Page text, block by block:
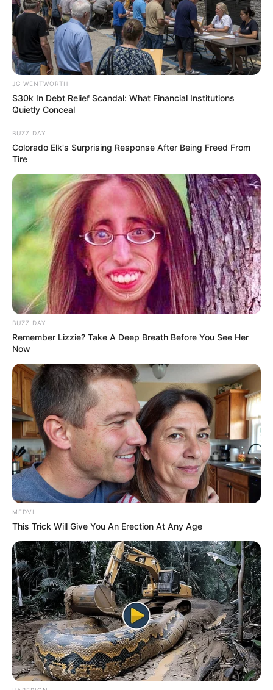
Why this ordinary drink is the secret to feeling
your best every day
CTA LOVE
'The OC' Cast Then And Now - Where Are They 20
Years Later?
BRAINBERRIES
How They Made Little Simba Look So Lifelike in
'The Lion King'
BRAINBERRIES
Dare To Watch: 6 Movies So Bad They're Good
BRAINBERRIES
JG WENTWORTH
$30k In Debt Relief Scandal: What Financial Institutions
Quietly Conceal
BUZZ DAY
Colorado Elk's Surprising Response After Being Freed From
Tire
BUZZ DAY
Remember Lizzie? Take A Deep Breath Before You See Her
Now
MEDVI
This Trick Will Give You An Erection At Any Age